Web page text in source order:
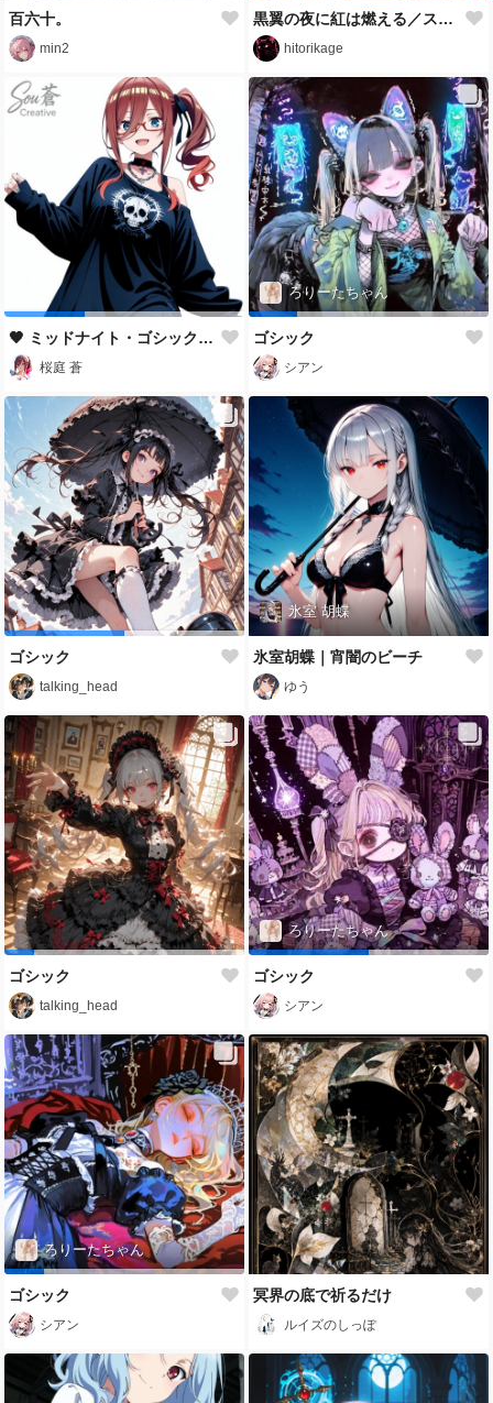
百六十。
min2
黒翼の夜に紅は燃える／スマホ壁紙アーカイブ
hitorikage
🖤 ミッドナイト・ゴシックストリート 🖤
桜庭 蒼
ろりーたちゃん
ゴシック
シアン
ゴシック
talking_head
氷室 胡蝶
氷室胡蝶｜宵闇のビーチ
ゆう
ゴシック
talking_head
ろりーたちゃん
ゴシック
シアン
ろりーたちゃん
ゴシック
シアン
冥界の底で祈るだけ
ルイズのしっぽ